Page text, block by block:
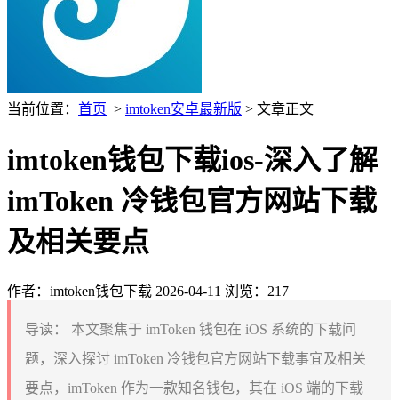
当前位置： 首页 > imtoken安卓最新版 > 文章正文
imtoken钱包下载ios-深入了解
imToken 冷钱包官方网站下载
及相关要点
作者：imtoken钱包下载 2026-04-11 浏览：217
导读：
本文聚焦于 imToken 钱包在 iOS 系统的下载问
题，深入探讨 imToken 冷钱包官方网站下载事宜及相关
要点，imToken 作为一款知名钱包，其在 iOS 端的下载